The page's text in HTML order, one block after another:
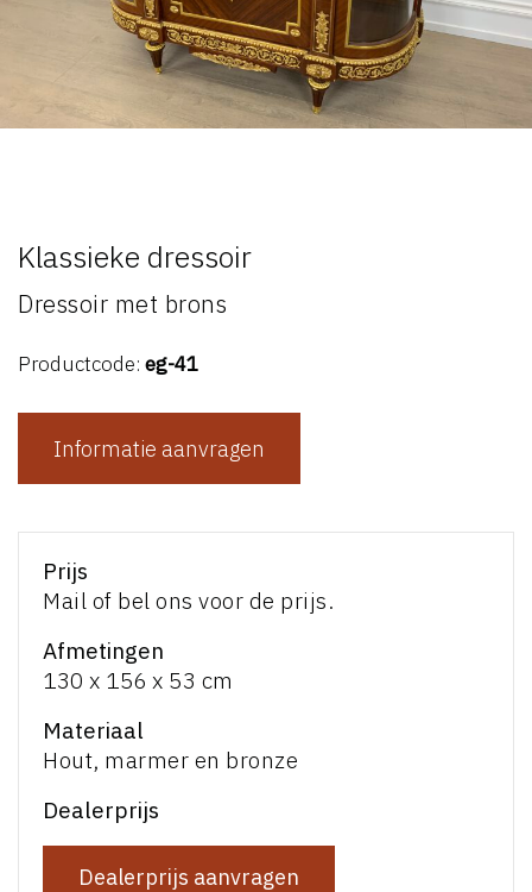
Klassieke dressoir
Dressoir met brons
Productcode: eg-41
Informatie aanvragen
Prijs
Mail of bel ons voor de prijs.
Afmetingen
130 x 156 x 53 cm
Materiaal
Hout, marmer en bronze
Dealerprijs
Dealerprijs aanvragen